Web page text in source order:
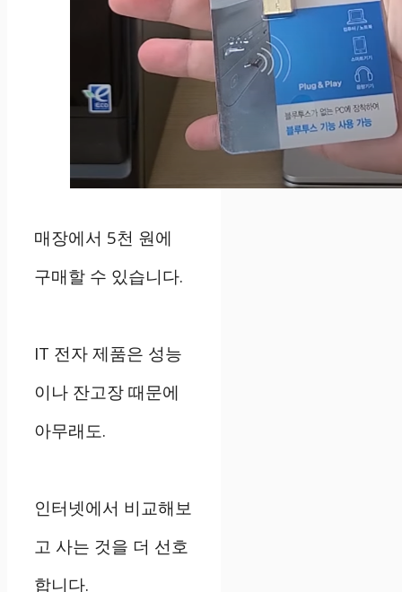
매장에서 5천 원에
구매할 수 있습니다.
IT 전자 제품은 성능
이나 잔고장 때문에
아무래도.
인터넷에서 비교해보
고 사는 것을 더 선호
합니다.